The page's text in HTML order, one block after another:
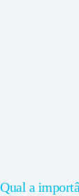
Qual a